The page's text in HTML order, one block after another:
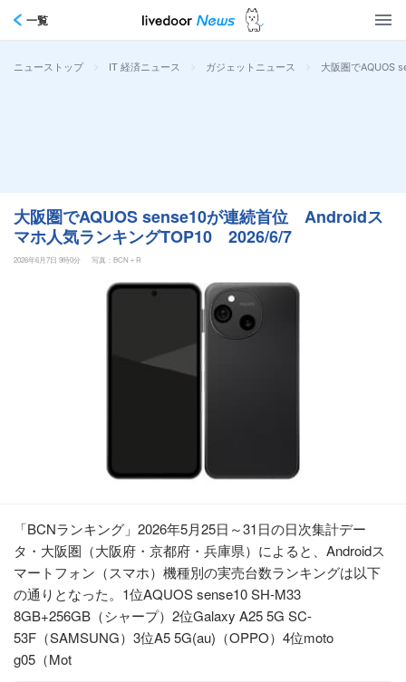
一覧
ニューストップ > IT 経済ニュース > ガジェットニュース > 大阪圏でAQUOS
大阪圏でAQUOS sense10が連続首位 Androidス
マホ人気ランキングTOP10 2026/6/7
2026年6月7日 9時0分 写真：BCN＋R
「BCNランキング」2026年5月25日～31日の日次集計デー
タ・大阪圏（大阪府・京都府・兵庫県）によると、Androidス
マートフォン（スマホ）機種別の実売台数ランキングは以下
の通りとなった。1位AQUOS sense10 SH-M33
8GB+256GB（シャープ）2位Galaxy A25 5G SC-
53F（SAMSUNG）3位A5 5G(au)（OPPO）4位moto
g05（Mot